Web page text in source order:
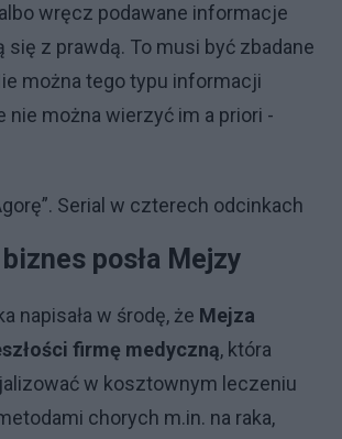
wręcz podawane informacje
się z prawdą. To musi być zbadane
można tego typu informacji
nie można wierzyć im a priori -
Serial w czterech odcinkach
posła Mejzy
napisała w środę, że Mejza
firmę medyczną, która
w kosztownym leczeniu
chorych m.in. na raka,